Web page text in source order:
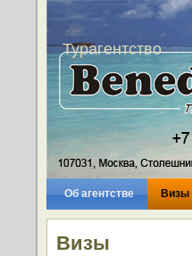
Турагентство
Об агентстве Визы
Визы